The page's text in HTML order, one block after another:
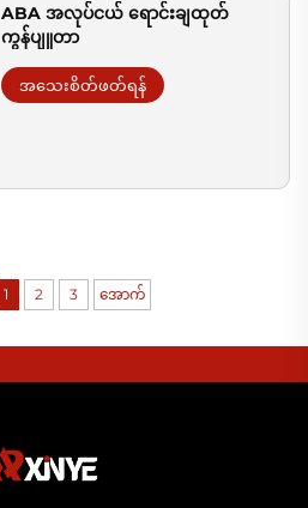
ABA အလုပ်ငယ် ရောင်းချထုတ်
ကွန်ပျူတာ
အသေးစိတ်ဖတ်ရန်
1 2 3 အောက်